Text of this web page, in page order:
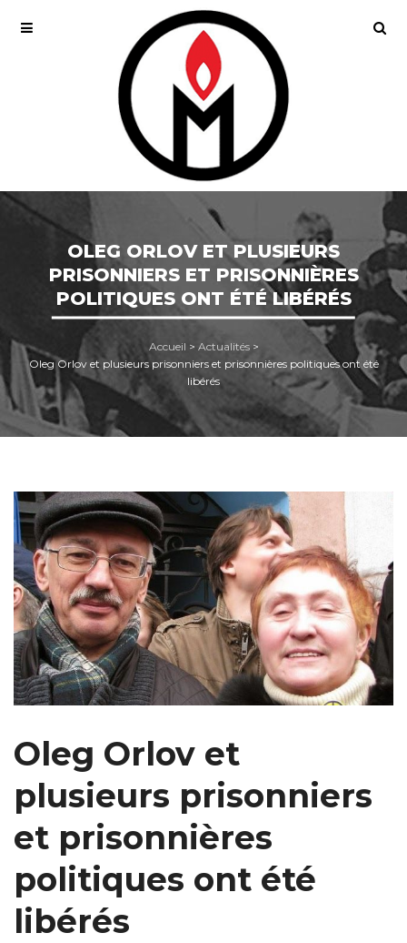
OLEG ORLOV ET PLUSIEURS
PRISONNIERS ET PRISONNIÈRES
POLITIQUES ONT ÉTÉ LIBÉRÉS
Accueil > Actualités>
Oleg Orlov et plusieurs prisonniers et prisonnières politiques ont été
libérés
Oleg Orlov et
plusieurs prisonniers
et prisonnières
politiques ont été
libérés